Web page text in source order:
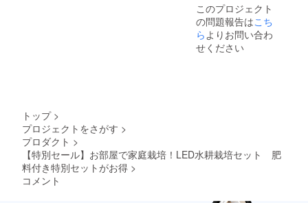
このプロジェクト
の問題報告はこち
ら よりお問い合わ
せください
トップ >
プロジェクトをさがす >
プロダクト >
【特別セール】お部屋で家庭栽培！LED水耕栽培セット 肥
料付き特別セットがお得 >
コメント